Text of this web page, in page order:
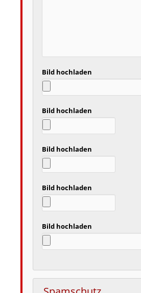
Bild hochladen
Bild hochladen
Bild hochladen
Bild hochladen
Bild hochladen